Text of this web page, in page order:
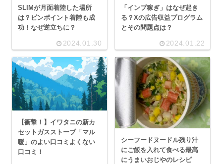
SLIMが月面着陸した場所
は？ピンポイント着陸も成
功！なぜ逆立ちに？
2024.01.30
「インプ稼ぎ」はなぜ起き
る？Xの広告収益プログラム
とその問題点は？
2024.01.22
【衝撃！】イワタニの新カ
セットガスストーブ「マル
暖」のよい口コミよくない
口コミ！
シーフードヌードル残り汁
にご飯を入れて食べる最高
にうまいおじやのレシピ